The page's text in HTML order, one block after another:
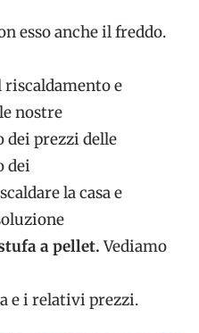
esso anche il freddo.
e
nostre
dei prezzi delle
dei
la casa e
a pellet.Vediamo
e i relativi prezzi.